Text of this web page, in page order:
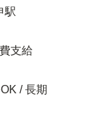
駅
支給
/ 長期